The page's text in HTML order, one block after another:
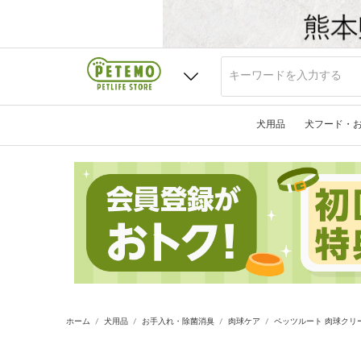
犬用品 犬フード・
ホーム 犬用品 お手入れ・除菌消臭 肉球ケア ペッツルート 肉球クリ